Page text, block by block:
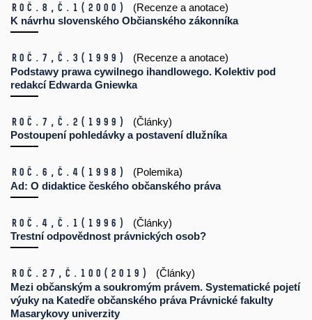
Roč.8, č.1 (2000)
(Recenze a anotace)
K návrhu slovenského Občianského zákonníka
Roč.7, č.3 (1999)
(Recenze a anotace)
Podstawy prawa cywilnego ihandlowego. Kolektiv pod
redakcí Edwarda Gniewka
Roč.7, č.2 (1999)
(Články)
Postoupení pohledávky a postavení dlužníka
Roč.6, č.4 (1998)
(Polemika)
Ad: O didaktice českého občanského práva
Roč.4, č.1 (1996)
(Články)
Trestní odpovědnost právnických osob?
Roč.27, č.100 (2019)
(Články)
Mezi občanským a soukromým právem. Systematické pojetí
výuky na Katedře občanského práva Právnické fakulty
Masarykovy univerzity